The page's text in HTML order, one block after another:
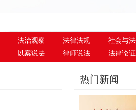
法治观察 法律法规 社会与法
以案说法 律师说法 法律论证
热门新闻